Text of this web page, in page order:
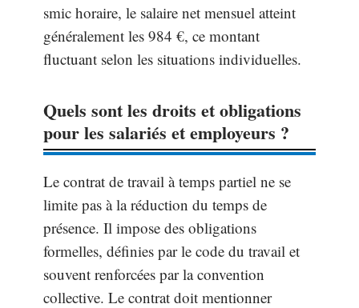
smic horaire, le salaire net mensuel atteint
généralement les 984 €, ce montant
fluctuant selon les situations individuelles.
Quels sont les droits et obligations
pour les salariés et employeurs ?
Le contrat de travail à temps partiel ne se
limite pas à la réduction du temps de
présence. Il impose des obligations
formelles, définies par le code du travail et
souvent renforcées par la convention
collective. Le contrat doit mentionner